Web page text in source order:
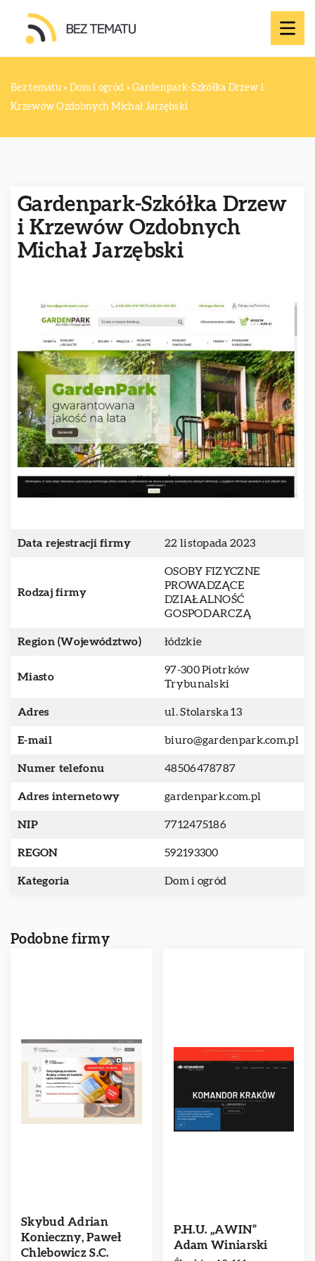
Bez tematu » Dom i ogród »Gardenpark-Szkółka Drzew i
Krzewów Ozdobnych Michał Jarzębski
Gardenpark-Szkółka Drzew
i Krzewów Ozdobnych
Michał Jarzębski
Data rejestracji firmy 22 listopada 2023
Rodzaj firmy
OSOBY FIZYCZNE
PROWADZĄCE
DZIAŁALNOŚĆ
GOSPODARCZĄ
Region (Województwo) łódzkie
Miasto
97-300 Piotrków
Trybunalski
Adres ul. Stolarska 13
E-mail biuro@gardenpark.com.pl
Numer telefonu 48506478787
Adres internetowy gardenpark.com.pl
NIP 7712475186
REGON 592193300
Kategoria Dom i ogród
Podobne firmy
Skybud Adrian
Konieczny, Paweł
Chlebowicz S.C.
P.H.U. „AWIN”
Adam Winiarski